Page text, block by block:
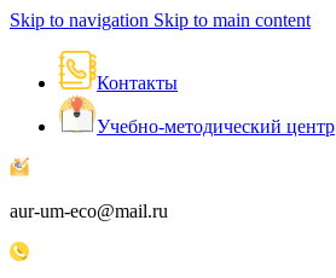
Skip to navigation Skip to main content
Контакты
Учебно-методический центр
aur-um-eco@mail.ru